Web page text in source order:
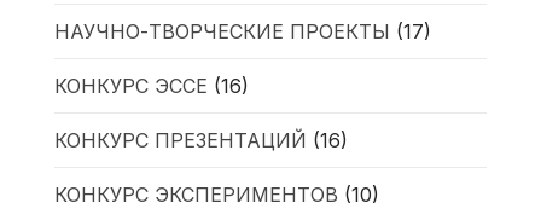
НАУЧНО-ТВОРЧЕСКИЕ ПРОЕКТЫ (17)
КОНКУРС ЭССЕ (16)
КОНКУРС ПРЕЗЕНТАЦИЙ (16)
КОНКУРС ЭКСПЕРИМЕНТОВ (10)